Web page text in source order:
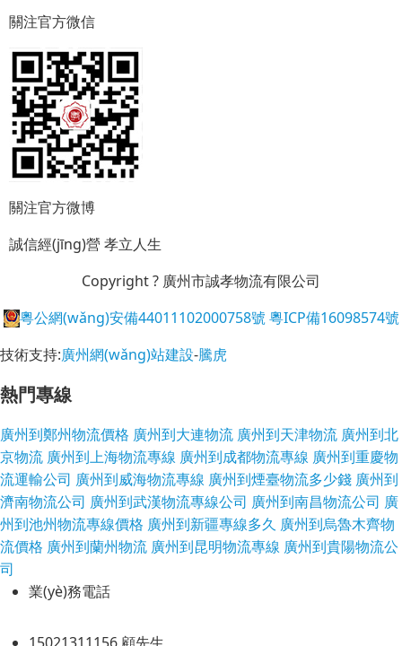
關注官方微信
關注官方微博
誠信經(jīng)營孝立人生
Copyright ? 廣州市誠孝物流有限公司
粵公網(wǎng)安備44011102000758號 粵ICP備16098574號
技術支持:廣州網(wǎng)站建設-騰虎
熱門專線
廣州到鄭州物流價格 廣州到大連物流 廣州到天津物流 廣州到北
京物流 廣州到上海物流專線 廣州到成都物流專線 廣州到重慶物
流運輸公司 廣州到威海物流專線 廣州到煙臺物流多少錢 廣州到
濟南物流公司 廣州到武漢物流專線公司 廣州到南昌物流公司 廣
州到池州物流專線價格 廣州到新疆專線多久 廣州到烏魯木齊物
流價格 廣州到蘭州物流 廣州到昆明物流專線 廣州到貴陽物流公
司
業(yè)務電話
15021311156 顧先生